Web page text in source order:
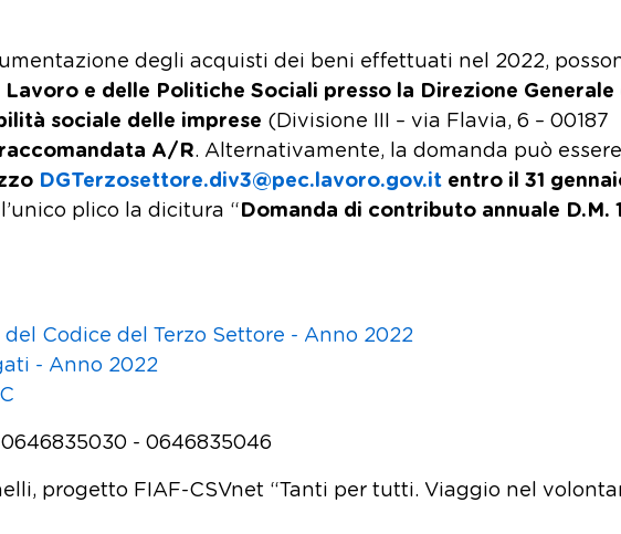
degli acquisti dei beni effettuati nel 2022,
e delle Politiche Sociali presso la Direzione Generale
sociale delle imprese (Divisione III – via Flavia, 6 – 00187
raccomandata A/R. Alternativamente, la domanda può essere
DGTerzosettore.div3@pec.lavoro.gov.it entro il 31
plico la dicitura “ Domanda di contributo annuale D.M.
Codice del Terzo Settore - Anno 2022
- Anno 2022
- 0646835046
progetto FIAF-CSVnet “Tanti per tutti. Viaggio nel